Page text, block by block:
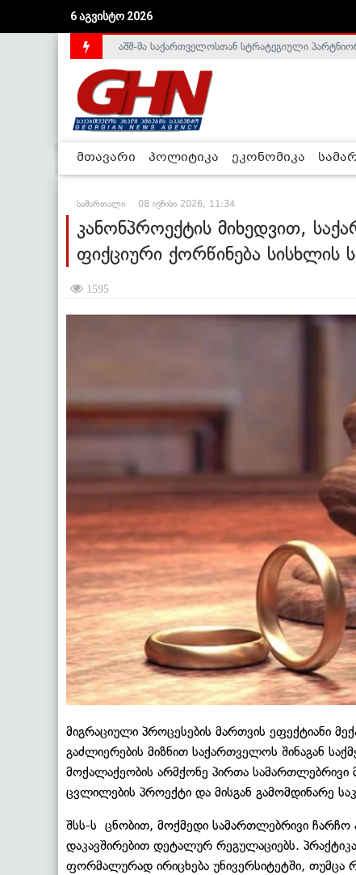
6 აგვისტო 2026
საქართველოს დე-ფაქტო მთავრობა
აშშ-მა საქართველოსთან სტრატეგიული
მთავარი პოლიტიკა ეკონომიკა
სამართალი 08 ივნისი 2026, 11:34
კანონპროექტის მიხედვით,
ფიქციური ქორწინება სისხლის
1595
მიგრაციული პროცესების მართვის ეფექტიანი
გაძლიერების მიზნით საქართველოს შინაგან
მოქალაქეობის არმქონე პირთა სამართლებრივი
ცვლილების პროექტი და მისგან გამომდინარე
შსს-ს ცნობით, მოქმედი სამართლებრივი ჩარჩო
დაკავშირებით დეტალურ რეგულაციებს.
ფორმალურად ირიცხება უნივერსიტეტში,